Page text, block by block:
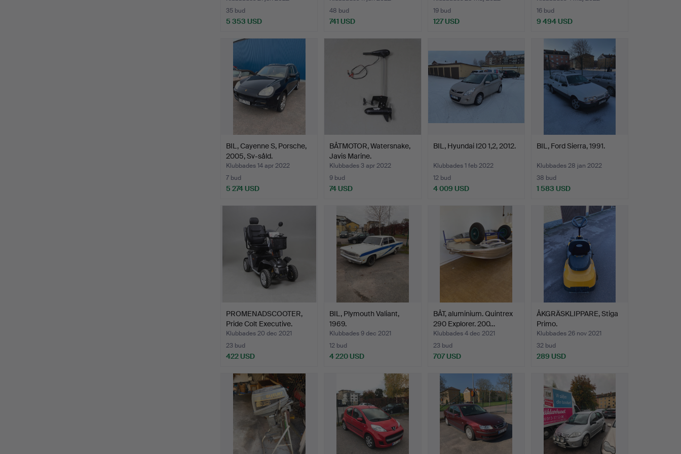
35 bud
5 353 USD
48 bud
741 USD
19 bud
127 USD
16 bud
9 494 USD
BIL, Cayenne S, Porsche,
2005, Sv-såld.
Klubbades 14 apr 2022
7 bud
5 274 USD
BÅTMOTOR, Watersnake,
Javis Marine.
Klubbades 3 apr 2022
9 bud
74 USD
BIL, Hyundai I20 1,2, 2012.
Klubbades 1 feb 2022
12 bud
4 009 USD
BIL, Ford Sierra, 1991.
Klubbades 28 jan 2022
38 bud
1 583 USD
PROMENADSCOOTER,
Pride Colt Executive.
Klubbades 20 dec 2021
23 bud
422 USD
BIL, Plymouth Valiant,
1969.
Klubbades 9 dec 2021
12 bud
4 220 USD
BÅT, aluminium. Quintrex
290 Explorer. 200…
Klubbades 4 dec 2021
23 bud
707 USD
ÅKGRÄSKLIPPARE, Stiga
Primo.
Klubbades 26 nov 2021
32 bud
289 USD